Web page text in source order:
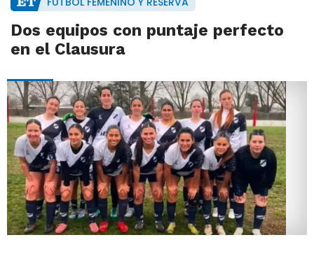
Dos equipos con puntaje perfecto
en el Clausura